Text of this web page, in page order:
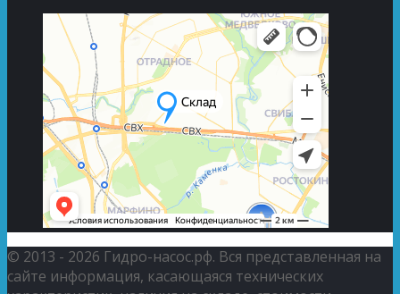
© 2013 - 2026 Гидро-насос.рф. Вся представленная на
сайте информация, касающаяся технических